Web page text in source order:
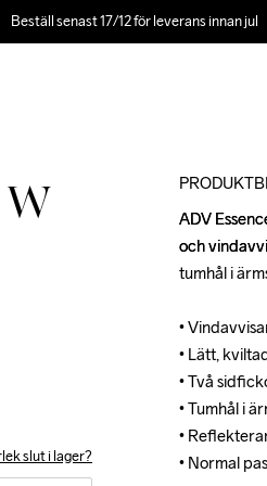
Beställ senast 17/12 för leverans innan jul
W
slut i lager?
ADV
och
tumhål i
•
• Lätt,
• Två
• Tumhål i
•
• Normal
ADV
och
tumhål i
•
• Lätt,
• Två
• Tumhål i
•
• Normal